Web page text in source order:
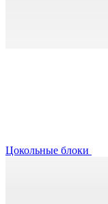
Цокольные блоки